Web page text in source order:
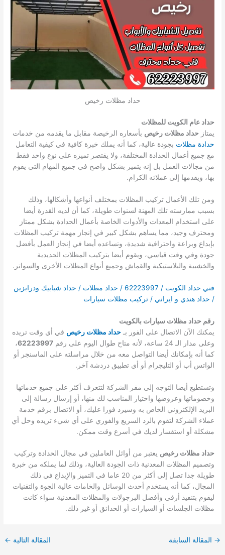
حداد مظلات رخيص
حداد عام الكويت للمظلات
يمتاز حداد مظلات رخيص بأسعاره الرخيصة مقابل ما يقدمه من خدمات
حدادة مظلات بجودة عالية، كما أنه يملك خبرة كافية في كيفية التعامل
مع جميع أعمال الحدادة المختلفة، ولا يقتصر تميزه على نوع واحد فقط
من مجالات العمل بل إنه يتميز بشكل واضح في جميع المهام التي يقوم
بها، ويقدمها إلى عملائه الكرام.
ومن تلك الأعمال تركيب المظلات بمختلف أنواعها وأشكالها، وذلك
بسبب ممارسته تلك المهنة لسنوات طويلة، كما أن لديه القدرة أيضا
على استخدام المعدات والأدوات الخاصة بأعمال الحدادة بشكل ممتاز
ومحترف وجيد، مما يساهم بشكل كبير في إنجاز مهمة تركيب المظلات
بإبداع وبراعة واحترافية شديدة، وتساعده أيضا في إنجاز العمل بأفضل
جودة وفي وقت قياسي، ويقوم أيضا بتركيب المظلات الحديدية
والخشبية والبلاستيكية والقماش وجميع أنواع المظلات الأخرى والسواتر.
فني حداد الكويت / 62223997 / حداد مظلات / حداد شبابيك ودرابزين
/ حداد هندي و ايراني / تركيب مظلات سيارات
رقم حداد مظلات سيارات بالكويت
يمكنك الآن الاتصال على الفور بـحداد مظلات رخيص في أي وقت تريده
وعلى مدار الـ 24 ساعة، لأنه متاح طوال اليوم على رقم
62223997،
كما أنه بإمكانك أيضا التواصل معه من خلال مراسلته على الماسنجر أو
الواتس أب أو التليجرام أو أي تطبيق دردشة آخر.
وتستطيع أيضا التوجه إلى مقر الشركة لتتعرف أكثر على جميع خدماتها
وخصوماتها وعروضها واختيار المناسب لك منها، أو إرسال رسالة إلى
البريد الإلكتروني الخاص به وسيرد فورا عليك، أو الاتصال برقم خدمة
عملاء الشركة لتقوم بالرد السريع والفوري على أي شيء تريده وحل أي
مشكلة أو استفسار لديك في أسرع وقت ممكن.
حداد مظلات رخيص يعتبر من أوائل العاملين في مجال الحدادة وتركيب
وتصميم المظلات المعدنية ذات الجودة العالية، وذلك لما يملكه من خبرة
طويلة جدا تصل إلى أكثر من 20 عاما في التميز والإبداع في ذلك
المجال، كما أنه يستخدم أحدث الوسائل والخامات عالية الجوة والتقنيات
ليقوم بتنفيذ أرقى وأفضل البرجولات والمظلات المعدنية سواء كانت
مظلات الجلسات أو السيارات أو الحدائق أو غير ذلك.
→ المقالة السابقة المقالة التالية ←